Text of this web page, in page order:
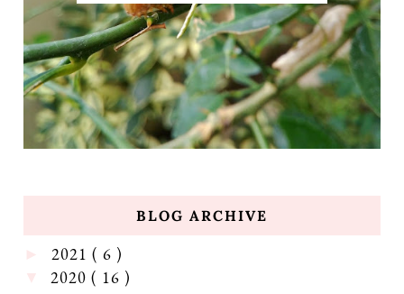
BLOG ARCHIVE
2021 ( 6 )
2020 ( 16 )